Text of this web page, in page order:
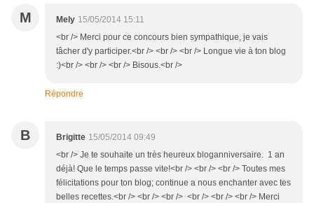
M Mely 15/05/2014 15:11
<br /> Merci pour ce concours bien sympathique, je vais
tâcher d'y participer.<br /> <br /> <br /> Longue vie à ton blog
:)<br /> <br /> <br /> Bisous.<br />
Répondre
B Brigitte 15/05/2014 09:49
<br /> Je te souhaite un très heureux bloganniversaire. 1 an
déjà! Que le temps passe vite!<br /> <br /> <br /> Toutes mes
félicitations pour ton blog; continue a nous enchanter avec tes
belles recettes.<br /> <br /> <br /> <br /> <br /> <br /> Merci